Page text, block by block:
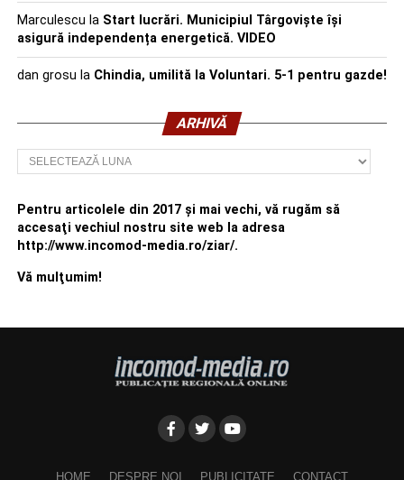
Marculescu la Start lucrări. Municipiul Târgoviște își
asigură independența energetică. VIDEO
dan grosu la Chindia, umilită la Voluntari. 5-1 pentru gazde!
ARHIVĂ
Arhivă
Pentru articolele din 2017 şi mai vechi, vă rugăm să
accesaţi vechiul nostru site web la adresa
http://www.incomod-media.ro/ziar/.
Vă mulţumim!
HOME DESPRE NOI PUBLICITATE CONTACT